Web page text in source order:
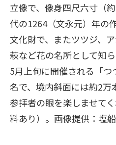
立像で、像身四尺六寸（
代の1264（文永元）年の
文化財で、またツツジ、ア
萩など花の名所として知
5月上旬に開催される「
名で、境内斜面には約2万
参拝者の眼を楽しませて
料あり）。画像提供：塩